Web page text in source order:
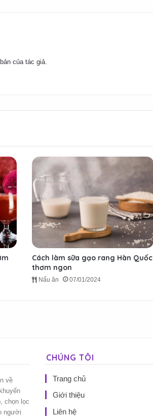
của tác giả.
Cách làm sữa gạo rang Hàn Quốc
thơm ngon
Nấu ăn 07/01/2024
về
chọn lọc
người
CHÚNG TÔI
Trang chủ
Giới thiệu
Liên hệ